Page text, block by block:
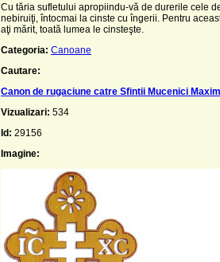
Cu tăria sufletului apropiindu-vă de durerile cele
nebiruiţi, întocmai la cinste cu îngerii. Pentru
aţi mărit, toată lumea le cinsteşte.
Categoria: Canoane
Cautare:
Canon de rugaciune catre Sfintii Mucenici
Vizualizari: 534
Id: 29156
Imagine: